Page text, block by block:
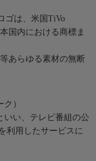
ゴは、米国TiVo
国内における商標ま
あらゆる素材の無断
）
いい、テレビ番組の公
利用したサービスに